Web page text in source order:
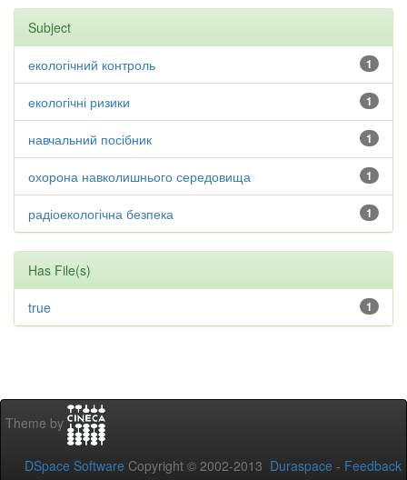
Subject
1
екологічний контроль
1
екологічні ризики
1
навчальний посібник
1
охорона навколишнього середовища
1
радіоекологічна безпека
Has File(s)
1
true
Theme by
DSpace Software Copyright © 2002-2013 Duraspace - Feedback